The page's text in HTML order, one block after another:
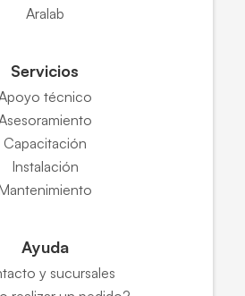
Aralab
Servicios
técnico
Capacitación
Instalación
Ayuda
y sucursales